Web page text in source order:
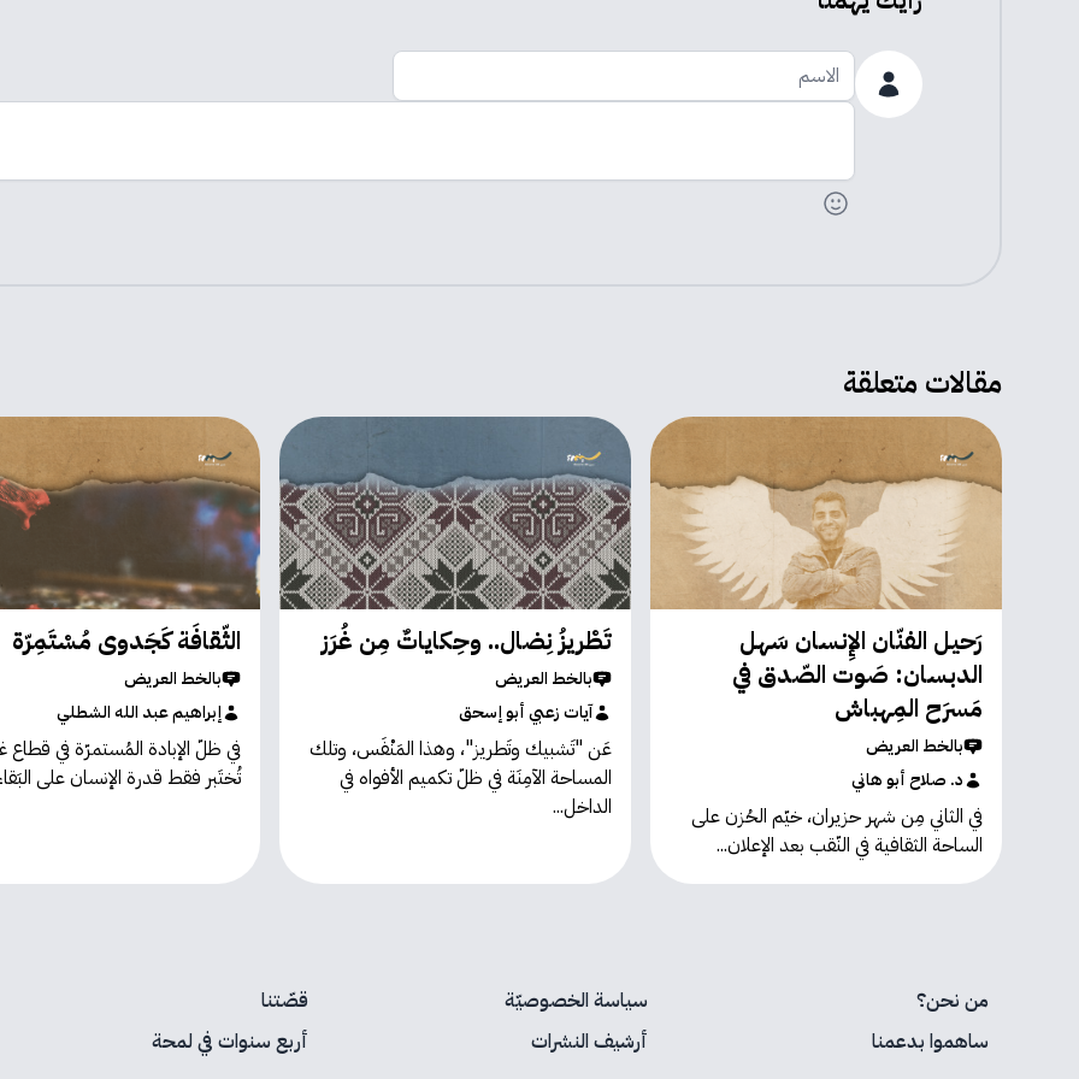
الاسم
اضف تعليقك
مقالات متعلقة
رَحيل الفنّان الإِنسان سَهل
الدبسان: صَوت الصّدق في
مَسرَح المِهباش
بالخط العريض
د. صلاح أبو هاني
في الثاني مِن شهر حزيران، خيّم الحُزن على
الساحة الثقافية في النّقب بعد الإعلان...
تَطْريزُ نِضال.. وحِكاياتٌ مِن غُرَز
بالخط العريض
آيات زعبي أبو إسحق
عَن "تَشبيك وتَطريز"، وهذا المَنْفَس، وتلك
المساحة الآمِنَة في ظلّ تكميم الأفواه في
الداخل...
الثّقافَة كَجَدوى مُسْتَمِرّة
بالخط العريض
إبراهيم عبد الله الشطلي
في ظلّ الإبادة المُستمرّة في قطاع
تُختَبر فقط قدرة الإنسان على
من نحن؟ سياسة الخصوصيّة
قصّتنا
ساهموا بدعمنا
أرشيف النشرات أربع سنوات في لمحة